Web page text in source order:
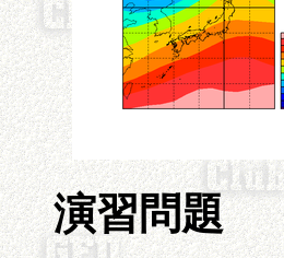
演習問題